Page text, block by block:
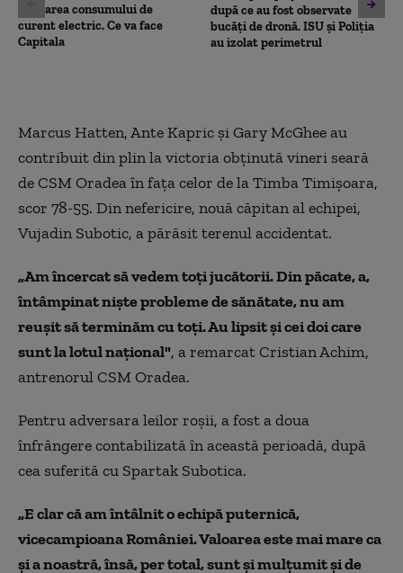
limitarea consumului de
curent electric. Ce va face
Capitala
după ce au fost observate
bucăți de dronă. ISU și Poliția
au izolat perimetrul
Marcus Hatten, Ante Kapric şi Gary McGhee au
contribuit din plin la victoria obţinută vineri seară
de CSM Oradea în faţa celor de la Timba Timişoara,
scor 78-55. Din nefericire, nouă căpitan al echipei,
Vujadin Subotic, a părăsit terenul accidentat.
„Am încercat să vedem toţi jucătorii. Din păcate, a,
întâmpinat nişte probleme de sănătate, nu am
reuşit să terminăm cu toţi. Au lipsit şi cei doi care
sunt la lotul naţional", a remarcat Cristian Achim,
antrenorul CSM Oradea.
Pentru adversara leilor roşii, a fost a doua
înfrângere contabilizată în această perioadă, după
cea suferită cu Spartak Subotica.
„E clar că am întâlnit o echipă puternică,
vicecampioana României. Valoarea este mai mare ca
şi a noastră, însă, per total, sunt şi mulţumit şi de